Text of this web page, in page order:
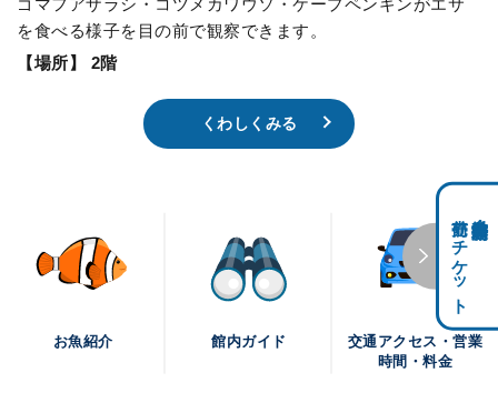
を食べる様子を目の前で観察できます。
【場所】 2階
くわしくみる
お魚紹介 館内ガイド
交通アクセス・営業
時間・料金
前売りチケット